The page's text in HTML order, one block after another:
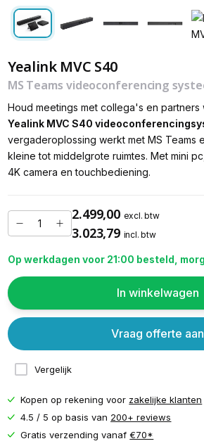
Yealink MVC S40
MS Teams videoconferencing
Houd meetings met collega's en partners
Yealink MVC S40
vergaderoplossing werkt met MS Teams
kleine tot middelgrote ruimtes. Met mini
4K camera en touchbediening.
2.499,00 excl. btw
3.023,79 incl. btw
Op werkdagen voor 21:00 besteld,
In winkelwagen
Vergelijk
Vraag offerte aan
Kopen op rekening voor zakelijke klanten
4.5 / 5 op basis van 200+ reviews
Gratis verzending vanaf€70*